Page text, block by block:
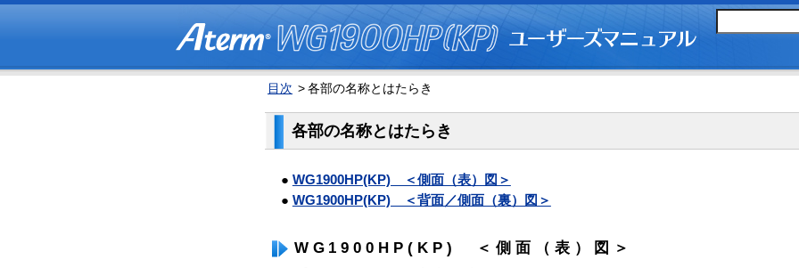
目次 >各部の名称とはたらき
各部の名称とはたらき
● WG1900HP(KP) ＜側面（表）図＞
● WG1900HP(KP) ＜背面／側面（裏）図＞
WG1900HP(KP) ＜側面（表）図＞